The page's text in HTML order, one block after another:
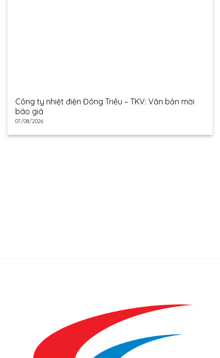
Công ty nhiệt điện Đông Triều – TKV: Văn bản mời
báo giá
07/08/2026